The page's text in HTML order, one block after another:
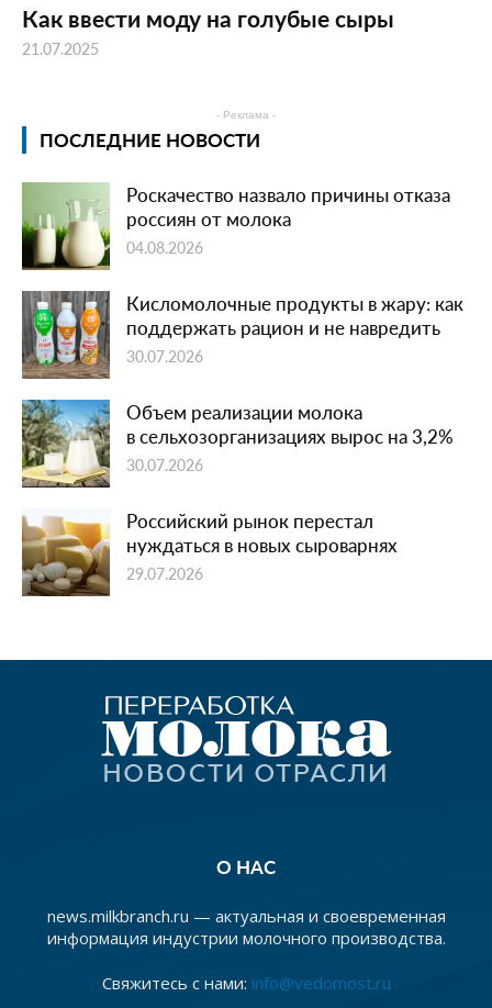
Как ввести моду на голубые сыры
21.07.2025
- Реклама -
ПОСЛЕДНИЕ НОВОСТИ
Роскачество назвало причины отказа
россиян от молока
04.08.2026
Кисломолочные продукты в жару: как
поддержать рацион и не навредить
30.07.2026
Объем реализации молока
в сельхозорганизациях вырос на 3,2%
30.07.2026
Российский рынок перестал
нуждаться в новых сыроварнях
29.07.2026
О НАС
news.milkbranch.ru — актуальная и своевременная
информация индустрии молочного производства.
Свяжитесь с нами: info@vedomost.ru